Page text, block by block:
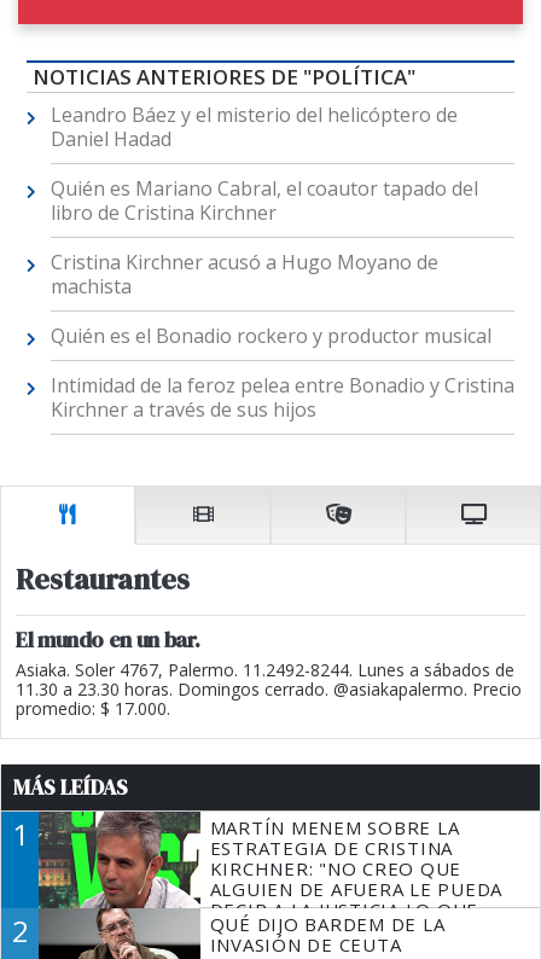
NOTICIAS ANTERIORES DE "POLÍTICA"
Leandro Báez y el misterio del helicóptero de
Daniel Hadad
Quién es Mariano Cabral, el coautor tapado del
libro de Cristina Kirchner
Cristina Kirchner acusó a Hugo Moyano de
machista
Quién es el Bonadio rockero y productor musical
Intimidad de la feroz pelea entre Bonadio y Cristina
Kirchner a través de sus hijos
Restaurantes
El mundo en un bar.
Asiaka. Soler 4767, Palermo. 11.2492-8244. Lunes a sábados de
11.30 a 23.30 horas. Domingos cerrado. @asiakapalermo. Precio
promedio: $ 17.000.
MÁS LEÍDAS
1
MARTÍN MENEM SOBRE LA
ESTRATEGIA DE CRISTINA
KIRCHNER: "NO CREO QUE
ALGUIEN DE AFUERA LE PUEDA
DECIR A LA JUSTICIA LO QUE
TIENE QUE HACER"
2
QUÉ DIJO BARDEM DE LA
INVASIÓN DE CEUTA